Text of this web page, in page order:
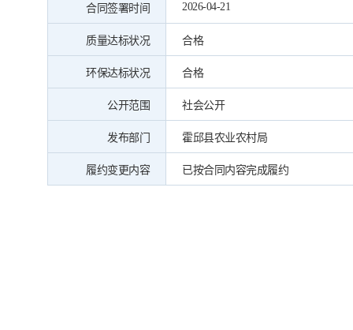
合同签署时间 2026-04-21
质量达标状况 合格
环保达标状况 合格
公开范围 社会公开
发布部门 霍邱县农业农村局
履约变更内容 已按合同内容完成履约